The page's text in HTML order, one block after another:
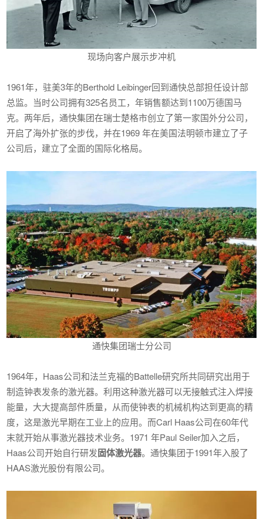
现场向客户展示步冲机
1961年，驻美3年的Berthold Leibinger回到通快总部担任设计部
总监。当时公司拥有325名员工，年销售额达到1100万德国马
克。两年后，通快集团在瑞士楚格市创立了第一家国外分公司，
开启了海外扩张的步伐，并在1969 年在美国法明顿市建立了子
公司后，建立了全面的国际化格局。
通快集团瑞士分公司
1964年，Haas公司和法兰克福的Battelle研究所共同研究出用于
制造钟表发条的激光器。利用这种激光器可以无接触式注入焊接
能量，大大提高部件质量，从而使钟表的机械机构达到更高的精
度，这是激光早期在工业上的应用。而Carl Haas公司在60年代
末就开始从事激光器技术业务。1971 年Paul Seiler加入之后，
Haas公司开始自行研发固体激光器。通快集团于1991年入股了
HAAS激光股份有限公司。